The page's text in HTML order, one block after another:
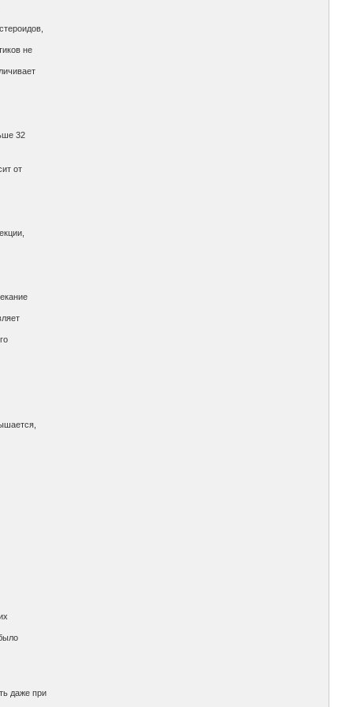
не
32
от
даже при